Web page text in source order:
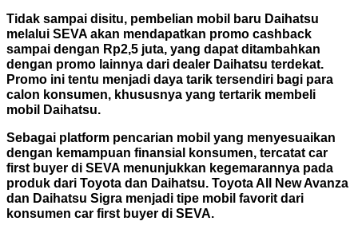
Tidak sampai disitu, pembelian mobil baru Daihatsu
melalui SEVA akan mendapatkan promo cashback
sampai dengan Rp2,5 juta, yang dapat ditambahkan
dengan promo lainnya dari dealer Daihatsu terdekat.
Promo ini tentu menjadi daya tarik tersendiri bagi para
calon konsumen, khususnya yang tertarik membeli
mobil Daihatsu.
Sebagai platform pencarian mobil yang menyesuaikan
dengan kemampuan finansial konsumen, tercatat car
first buyer di SEVA menunjukkan kegemarannya pada
produk dari Toyota dan Daihatsu. Toyota All New Avanza
dan Daihatsu Sigra menjadi tipe mobil favorit dari
konsumen car first buyer di SEVA.